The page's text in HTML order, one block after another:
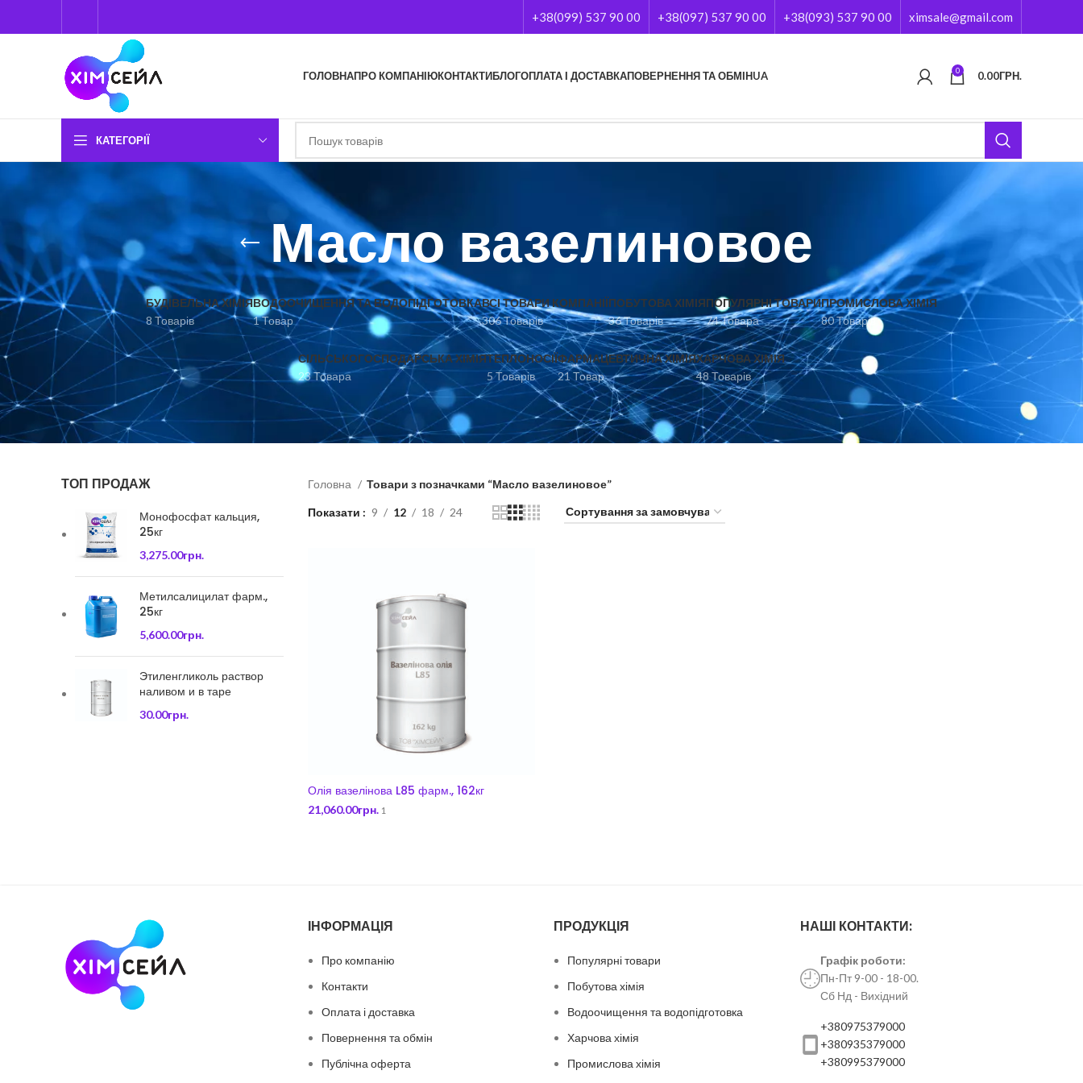
+38(099) 537 90 00 +38(097) 537 90 00 +38(093) 537 90 00 ximsale@gmail.com
ГОЛОВНАПРО КОМПАНІЮКОНТАКТИБЛОГОПЛАТА І ДОСТАВКАПОВЕРНЕННЯ ТА ОБМІНUA 0 0.00ГРН.
КАТЕГОРІЇ
Масло вазелиновое
БУДІВЕЛЬНА ХІМІЯ
8 Товарів
ВОДООЧИЩЕННЯ ТА ВОДОПІДГОТОВКА
1 Товар
ВСІ ТОВАРИ КОМПАНІЇ
306 Товарів
ПОБУТОВА ХІМІЯ
36 Товарів
ПОПУЛЯРНІ ТОВАРИ
74 Товара
ПРОМИСЛОВА ХІМІЯ
80 Товарів
СІЛЬСЬКОГОСПОДАРСЬКА ХІМІЯ
23 Товара
ТЕПЛОНОСІЇ
5 Товарів
ФАРМАЦЕВТИЧНА ХІМІЯ
21 Товар
ХАРЧОВА ХІМІЯ
48 Товарів
ТОП ПРОДАЖ
Монофосфат кальция,
25кг
3,275.00грн.
Метилсалицилат фарм.,
25кг
5,600.00грн.
Этиленгликоль раствор
наливом и в таре
30.00грн.
Головна Товари з позначками “Масло вазелиновое”
Показати 9 12 18 24
Олія вазелінова L85 фарм., 162кг
21,060.00грн. 1
ІНФОРМАЦІЯ
Про компанію
Контакти
Оплата і доставка
Повернення та обмін
Публічна оферта
ПРОДУКЦІЯ
Популярні товари
Побутова хімія
Водоочищення та водопідготовка
Харчова хімія
Промислова хімія
НАШІ КОНТАКТИ:
Графік роботи:
Пн-Пт 9-00 - 18-00.
Сб Нд - Вихідний
+380975379000
+380935379000
+380995379000